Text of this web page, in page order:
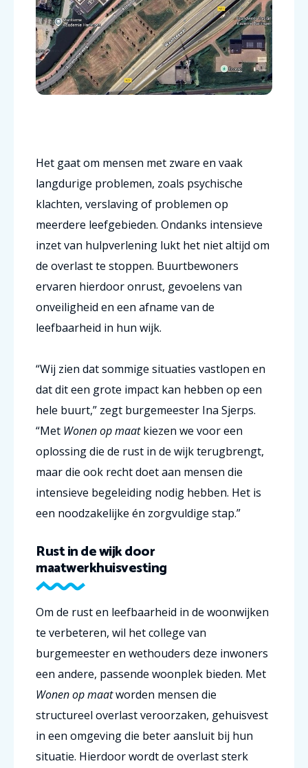
Het gaat om mensen met zware en vaak
langdurige problemen, zoals psychische
klachten, verslaving of problemen op
meerdere leefgebieden. Ondanks intensieve
inzet van hulpverlening lukt het niet altijd om
de overlast te stoppen. Buurtbewoners
ervaren hierdoor onrust, gevoelens van
onveiligheid en een afname van de
leefbaarheid in hun wijk.
“Wij zien dat sommige situaties vastlopen en
dat dit een grote impact kan hebben op een
hele buurt,” zegt burgemeester Ina Sjerps.
“Met Wonen op maatkiezen we voor een
oplossing die de rust in de wijk terugbrengt,
maar die ook recht doet aan mensen die
intensieve begeleiding nodig hebben. Het is
een noodzakelijke én zorgvuldige stap.”
Rust in de wijk door
maatwerkhuisvesting
Om de rust en leefbaarheid in de woonwijken
te verbeteren, wil het college van
burgemeester en wethouders deze inwoners
een andere, passende woonplek bieden. Met
Wonen op maatworden mensen die
structureel overlast veroorzaken, gehuisvest
in een omgeving die beter aansluit bij hun
situatie. Hierdoor wordt de overlast sterk